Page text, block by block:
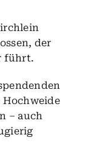
der
führt.
Hochweide
– auch